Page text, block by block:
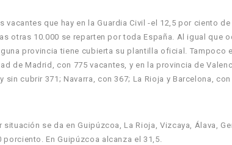
vacantes que hay en la Guardia Civil -el 12,5 por ciento
otras 10.000 se reparten por toda España. Al igual que
provincia tiene cubierta su plantilla oficial. Tampoco
de Madrid, con 775 vacantes, y en la provincia de
sin cubrir 371; Navarra, con 367; La Rioja y Barcelona,
situación se da en Guipúzcoa, La Rioja, Vizcaya, Álava,
porciento. En Guipúzcoa alcanza el 31,5.